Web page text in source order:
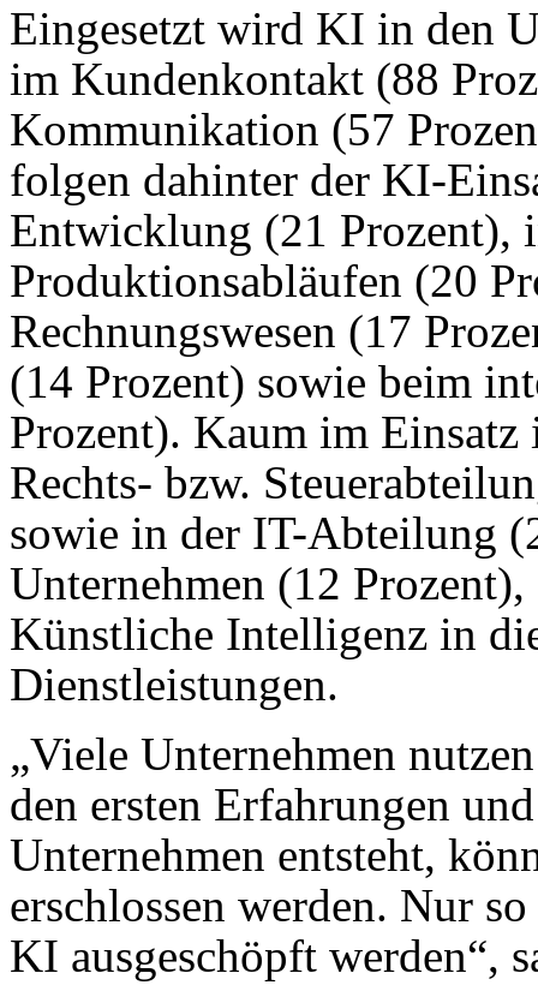
Eingesetzt wird KI in den
im Kundenkontakt (88
Kommunikation (57
folgen dahinter der KI-
Entwicklung (21 Prozent),
Produktionsabläufen (20
Rechnungswesen (17
(14 Prozent) sowie beim
Prozent). Kaum im
Rechts- bzw.
sowie in der IT-Abteilung
Unternehmen (12
Künstliche Intelligenz in
Dienstleistungen.
„Viele Unternehmen
den ersten Erfahrungen
Unternehmen entsteht,
erschlossen werden. Nur
KI ausgeschöpft werden“,